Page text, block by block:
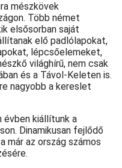
mészkövek
Több német
elsősorban saját
elő padlólapokat,
lépcsőelemeket,
világhírű, nem csak
és a Távol-Keleten is.
nagyobb a kereslet
évben kiállítunk a
Dinamikusan fejlődő
már az ország számos